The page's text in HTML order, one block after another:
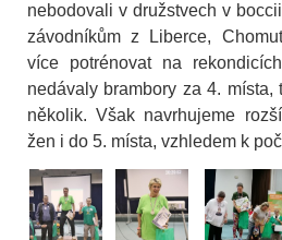
nebodovali v družstvech v
závodníkům z Liberce,
více potrénovat na
nedávaly brambory za 4.
několik. Však navrhujeme
žen i do 5. místa, vzhledem k